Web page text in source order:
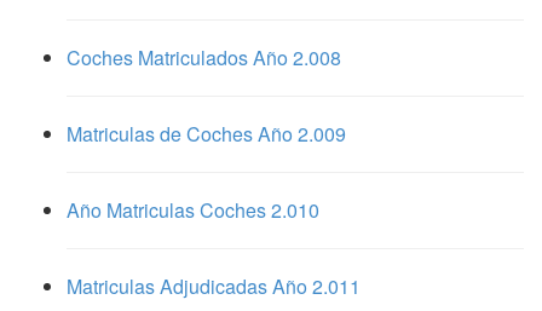
Coches Matriculados Año 2.008
Matriculas de Coches Año 2.009
Año Matriculas Coches 2.010
Matriculas Adjudicadas Año 2.011